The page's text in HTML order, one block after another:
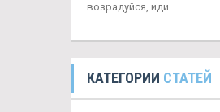
возрадуйся, иди.
КАТЕГОРИИ СТАТЕЙ